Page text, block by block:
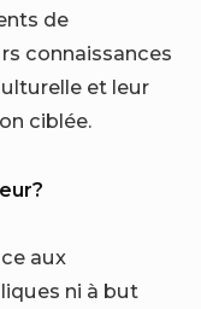
de
connaissances
et leur
ciblée.
aux
ni à but